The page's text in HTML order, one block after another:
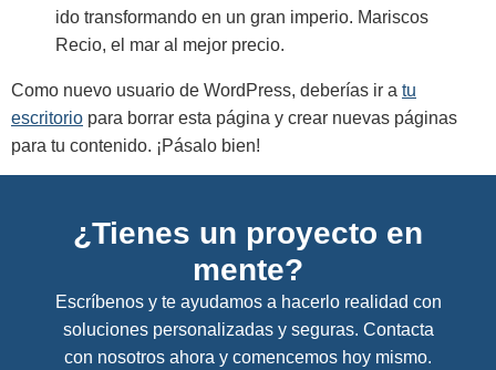
ido transformando en un gran imperio. Mariscos
Recio, el mar al mejor precio.
Como nuevo usuario de WordPress, deberías ir a tu
escritorio para borrar esta página y crear nuevas páginas
para tu contenido. ¡Pásalo bien!
¿Tienes un proyecto en
mente?
Escríbenos y te ayudamos a hacerlo realidad con
soluciones personalizadas y seguras. Contacta
con nosotros ahora y comencemos hoy mismo.